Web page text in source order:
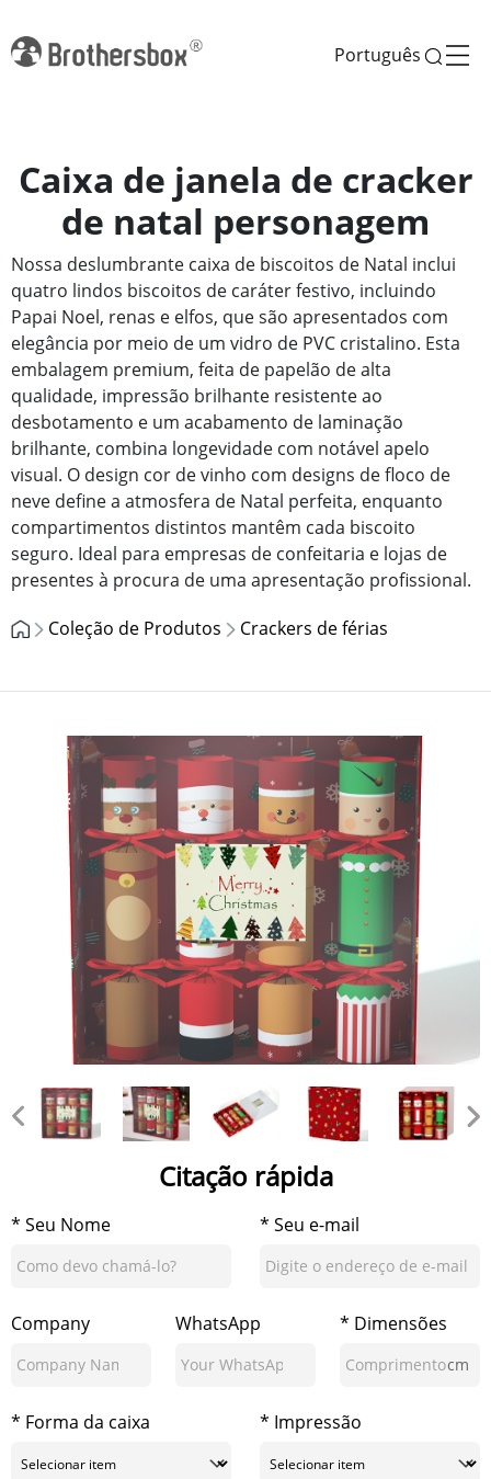
Português
Caixa de janela de cracker
de natal personagem
Nossa deslumbrante caixa de biscoitos de Natal inclui
quatro lindos biscoitos de caráter festivo, incluindo
Papai Noel, renas e elfos, que são apresentados com
elegância por meio de um vidro de PVC cristalino. Esta
embalagem premium, feita de papelão de alta
qualidade, impressão brilhante resistente ao
desbotamento e um acabamento de laminação
brilhante, combina longevidade com notável apelo
visual. O design cor de vinho com designs de floco de
neve define a atmosfera de Natal perfeita, enquanto
compartimentos distintos mantêm cada biscoito
seguro. Ideal para empresas de confeitaria e lojas de
presentes à procura de uma apresentação profissional.
Coleção de Produtos
Crackers de férias
Citação rápida
* Seu Nome * Seu e-mail
Company WhatsApp * Dimensões
cm
* Forma da caixa * Impressão